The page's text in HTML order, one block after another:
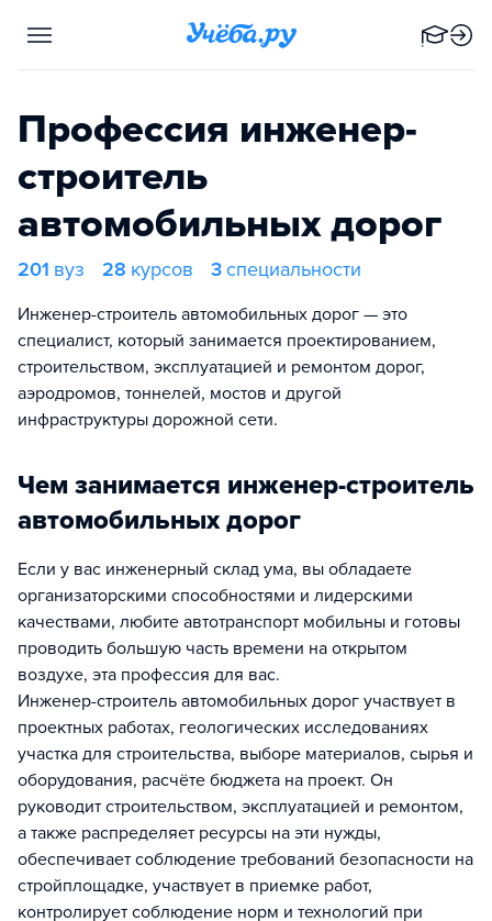
Профессия инженер-
строитель
автомобильных дорог
201 вуз 28 курсов 3специальности
Инженер-строитель автомобильных дорог — это
специалист, который занимается проектированием,
строительством, эксплуатацией и ремонтом дорог,
аэродромов, тоннелей, мостов и другой
инфраструктуры дорожной сети.
Чем занимается инженер-строитель
автомобильных дорог
Если у вас инженерный склад ума, вы обладаете
организаторскими способностями и лидерскими
качествами, любите автотранспорт мобильны и готовы
проводить большую часть времени на открытом
воздухе, эта профессия для вас.
Инженер-строитель автомобильных дорог участвует в
проектных работах, геологических исследованиях
участка для строительства, выборе материалов, сырья и
оборудования, расчёте бюджета на проект. Он
руководит строительством, эксплуатацией и ремонтом,
а также распределяет ресурсы на эти нужды,
обеспечивает соблюдение требований безопасности на
стройплощадке, участвует в приемке работ,
контролирует соблюдение норм и технологий при